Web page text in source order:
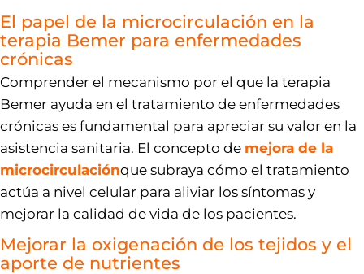
El papel de la microcirculación en la
terapia Bemer para enfermedades
crónicas
Comprender el mecanismo por el que la terapia
Bemer ayuda en el tratamiento de enfermedades
crónicas es fundamental para apreciar su valor en la
asistencia sanitaria. El concepto de mejora de la
microcirculaciónque subraya cómo el tratamiento
actúa a nivel celular para aliviar los síntomas y
mejorar la calidad de vida de los pacientes.
Mejorar la oxigenación de los tejidos y el
aporte de nutrientes